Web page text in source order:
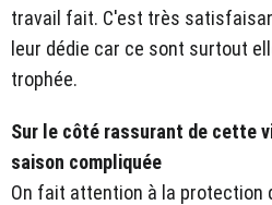
travail fait. C'est très
leur dédie car ce sont surtout
trophée.
Sur le côté rassurant de cette
saison compliquée
On fait attention à la protection